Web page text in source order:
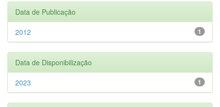
Data de Publicação
1
2012
Data de Disponibilização
1
2023